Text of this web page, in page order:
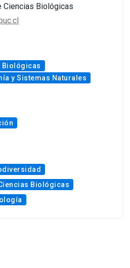
Ciencias Biológicas
Biológicas
y Sistemas Naturales
Biológicas